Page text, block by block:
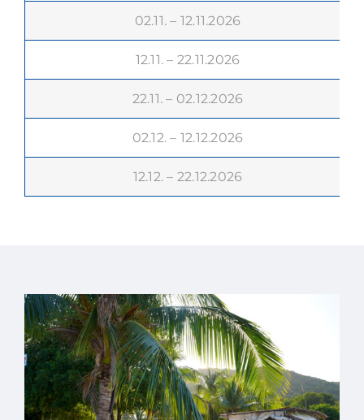
02.11. – 12.11.2026
12.11. – 22.11.2026
22.11. – 02.12.2026
02.12. – 12.12.2026
12.12. – 22.12.2026